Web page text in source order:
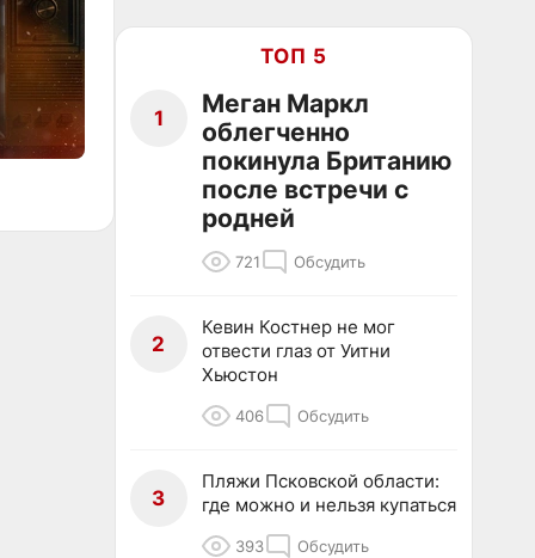
ТОП 5
1
Меган Маркл
облегченно
покинула Британию
после встречи с
родней
721 Обсудить
2
Кевин Костнер не мог
отвести глаз от Уитни
Хьюстон
406 Обсудить
3
Пляжи Псковской области:
где можно и нельзя купаться
393 Обсудить